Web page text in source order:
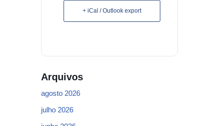
+ iCal / Outlook export
Arquivos
agosto 2026
julho 2026